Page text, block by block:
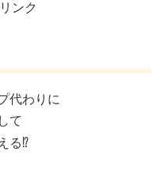
ンク
代わりに
て
る⁉